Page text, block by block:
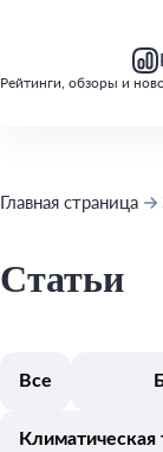
Рейтинги, обзоры и
Главная страница
Статьи
Все
Климатическая